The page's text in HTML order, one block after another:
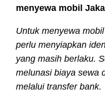
menyewa mobil
Untuk menyewa
perlu menyiapkan
yang masih berlaku.
melunasi biaya sewa
melalui transfer bank.